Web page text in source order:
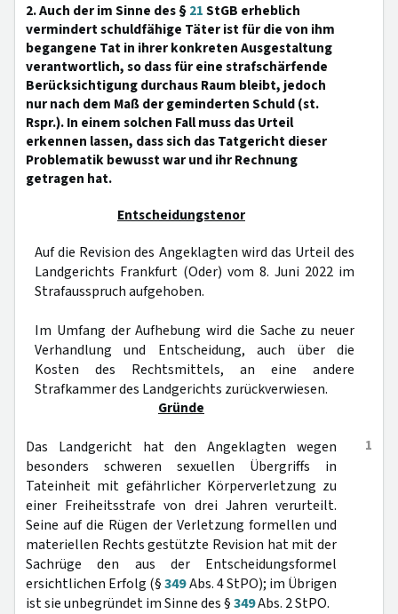
2. Auch der im Sinne des §21StGB erheblich
vermindert schuldfähige Täter ist für die von ihm
begangene Tat in ihrer konkreten Ausgestaltung
verantwortlich, so dass für eine strafschärfende
Berücksichtigung durchaus Raum bleibt, jedoch
nur nach dem Maß der geminderten Schuld (st.
Rspr.). In einem solchen Fall muss das Urteil
erkennen lassen, dass sich das Tatgericht dieser
Problematik bewusst war und ihr Rechnung
getragen hat.
Entscheidungstenor
Auf die Revision des Angeklagten wird das Urteil des
Landgerichts Frankfurt (Oder) vom 8. Juni 2022 im
Strafausspruch aufgehoben.
Im Umfang der Aufhebung wird die Sache zu neuer
Verhandlung und Entscheidung, auch über die
Kosten des Rechtsmittels, an eine andere
Strafkammer des Landgerichts zurückverwiesen.
Gründe
1
Das Landgericht hat den Angeklagten wegen
besonders schweren sexuellen Übergriffs in
Tateinheit mit gefährlicher Körperverletzung zu
einer Freiheitsstrafe von drei Jahren verurteilt.
Seine auf die Rügen der Verletzung formellen und
materiellen Rechts gestützte Revision hat mit der
Sachrüge den aus der Entscheidungsformel
ersichtlichen Erfolg (§349Abs. 4 StPO); im Übrigen
ist sie unbegründet im Sinne des §349Abs. 2 StPO.